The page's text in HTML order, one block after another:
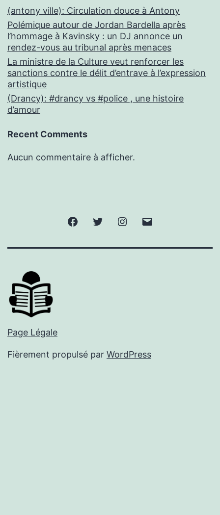
(antony ville): Circulation douce à Antony
Polémique autour de Jordan Bardella après
l’hommage à Kavinsky : un DJ annonce un
rendez-vous au tribunal après menaces
La ministre de la Culture veut renforcer les
sanctions contre le délit d’entrave à l’expression
artistique
(Drancy): #drancy vs #police , une histoire
d’amour
Recent Comments
Aucun commentaire à afficher.
FacebookTwitter Instagram
Page Légale
Fièrement propulsé par WordPress